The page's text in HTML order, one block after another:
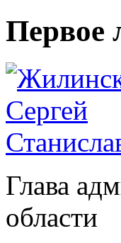
Первое
Глава
области